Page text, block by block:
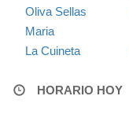
Oliva Sellas
Maria
La Cuineta
HORARIO HOY